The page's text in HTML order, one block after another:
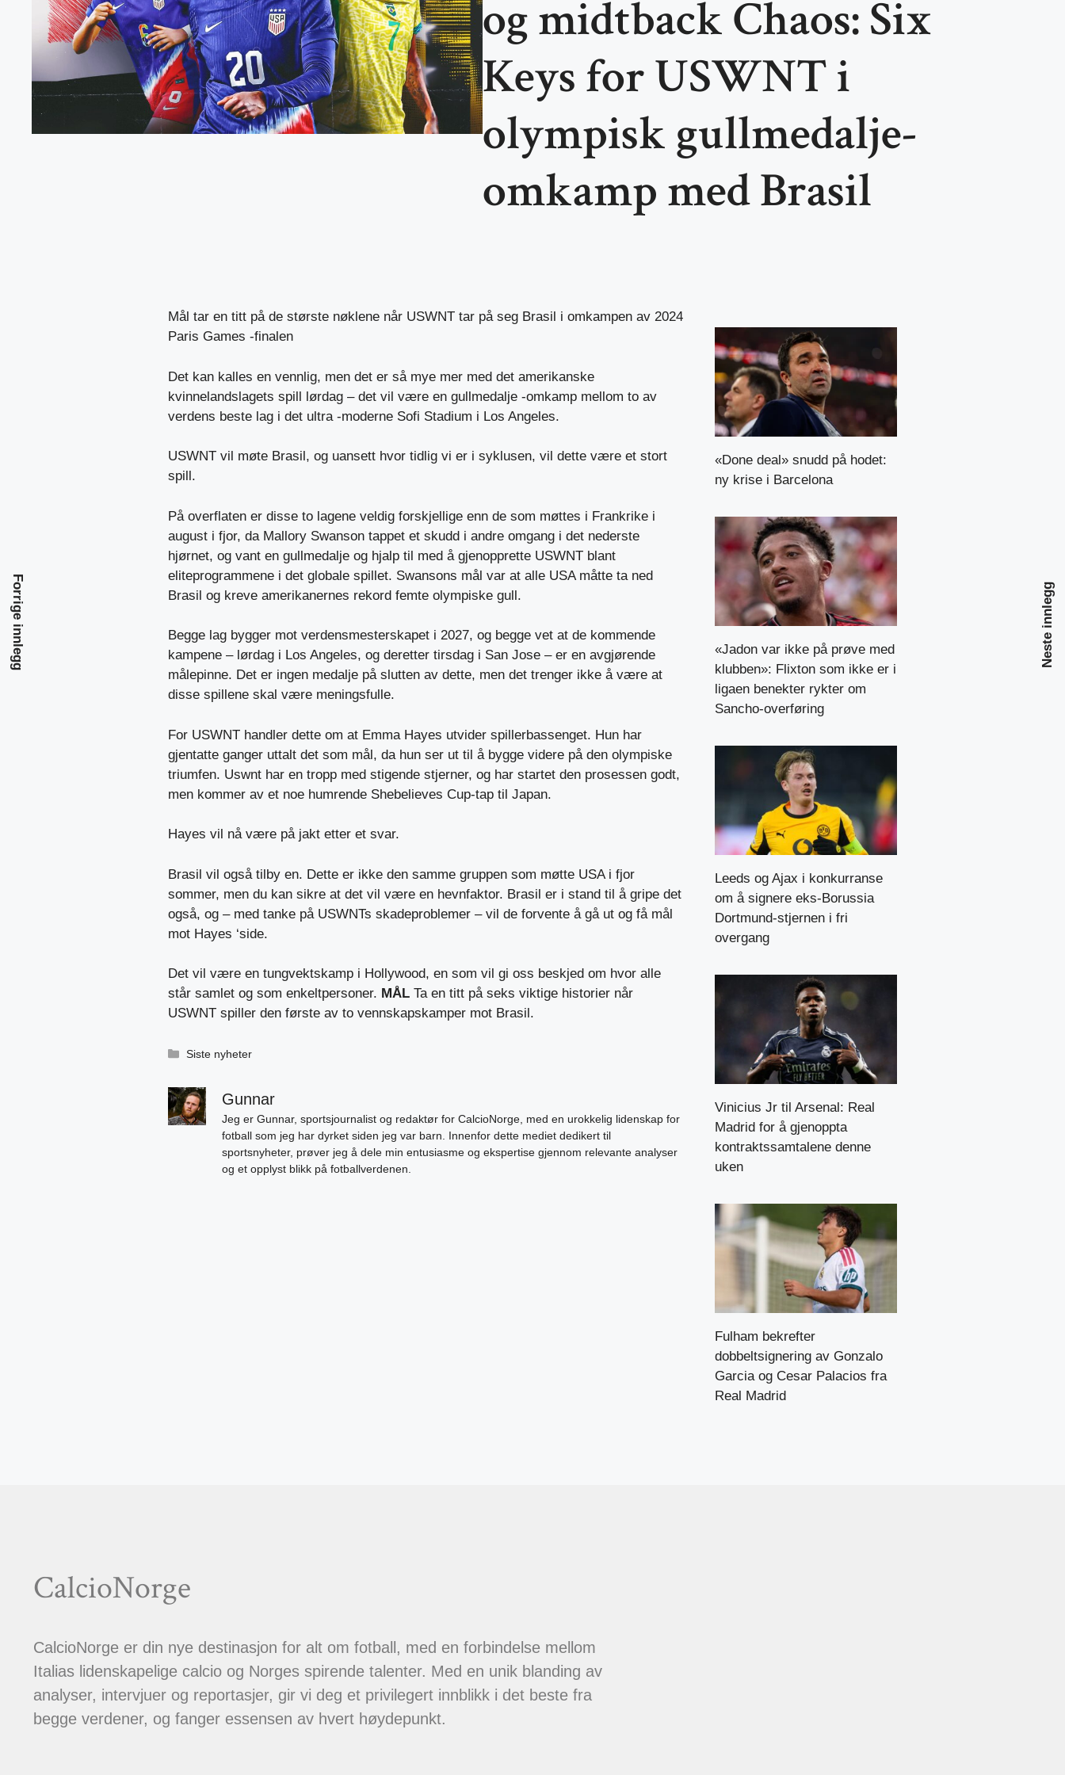
og midtback Chaos: Six
Keys for USWNT i
olympisk gullmedalje-
omkamp med Brasil
Mål tar en titt på de største nøklene når USWNT tar på seg Brasil i omkampen av 2024
Paris Games -finalen
Det kan kalles en vennlig, men det er så mye mer med det amerikanske
kvinnelandslagets spill lørdag – det vil være en gullmedalje -omkamp mellom to av
verdens beste lag i det ultra -moderne Sofi Stadium i Los Angeles.
USWNT vil møte Brasil, og uansett hvor tidlig vi er i syklusen, vil dette være et stort
spill.
På overflaten er disse to lagene veldig forskjellige enn de som møttes i Frankrike i
august i fjor, da Mallory Swanson tappet et skudd i andre omgang i det nederste
hjørnet, og vant en gullmedalje og hjalp til med å gjenopprette USWNT blant
eliteprogrammene i det globale spillet. Swansons mål var at alle USA måtte ta ned
Brasil og kreve amerikanernes rekord femte olympiske gull.
Begge lag bygger mot verdensmesterskapet i 2027, og begge vet at de kommende
kampene – lørdag i Los Angeles, og deretter tirsdag i San Jose – er en avgjørende
målepinne. Det er ingen medalje på slutten av dette, men det trenger ikke å være at
disse spillene skal være meningsfulle.
For USWNT handler dette om at Emma Hayes utvider spillerbassenget. Hun har
gjentatte ganger uttalt det som mål, da hun ser ut til å bygge videre på den olympiske
triumfen. Uswnt har en tropp med stigende stjerner, og har startet den prosessen godt,
men kommer av et noe humrende Shebelieves Cup-tap til Japan.
Hayes vil nå være på jakt etter et svar.
Brasil vil også tilby en. Dette er ikke den samme gruppen som møtte USA i fjor
sommer, men du kan sikre at det vil være en hevnfaktor. Brasil er i stand til å gripe det
også, og – med tanke på USWNTs skadeproblemer – vil de forvente å gå ut og få mål
mot Hayes ‘side.
Det vil være en tungvektskamp i Hollywood, en som vil gi oss beskjed om hvor alle
står samlet og som enkeltpersoner. MÅL Ta en titt på seks viktige historier når
USWNT spiller den første av to vennskapskamper mot Brasil.
Kategorier
Siste nyheter
Gunnar
Jeg er Gunnar, sportsjournalist og redaktør for CalcioNorge, med en urokkelig lidenskap for
fotball som jeg har dyrket siden jeg var barn. Innenfor dette mediet dedikert til
sportsnyheter, prøver jeg å dele min entusiasme og ekspertise gjennom relevante analyser
og et opplyst blikk på fotballverdenen.
Forrige innlegg Neste innlegg
«Done deal» snudd på hodet:
ny krise i Barcelona
«Jadon var ikke på prøve med
klubben»: Flixton som ikke er i
ligaen benekter rykter om
Sancho-overføring
Leeds og Ajax i konkurranse
om å signere eks-Borussia
Dortmund-stjernen i fri
overgang
Vinicius Jr til Arsenal: Real
Madrid for å gjenoppta
kontraktssamtalene denne
uken
Fulham bekrefter
dobbeltsignering av Gonzalo
Garcia og Cesar Palacios fra
Real Madrid
CalcioNorge
CalcioNorge er din nye destinasjon for alt om fotball, med en forbindelse mellom
Italias lidenskapelige calcio og Norges spirende talenter. Med en unik blanding av
analyser, intervjuer og reportasjer, gir vi deg et privilegert innblikk i det beste fra
begge verdener, og fanger essensen av hvert høydepunkt.